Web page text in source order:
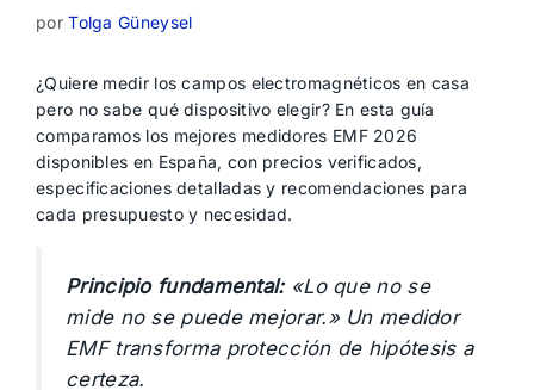
porTolga Güneysel
¿Quiere medir los campos electromagnéticos en casa
pero no sabe qué dispositivo elegir? En esta guía
comparamos los mejores medidores EMF 2026
disponibles en España, con precios verificados,
especificaciones detalladas y recomendaciones para
cada presupuesto y necesidad.
Principio fundamental:«Lo que no se
mide no se puede mejorar.» Un medidor
EMF transforma protección de hipótesis a
certeza.